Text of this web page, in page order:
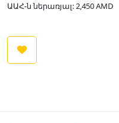
ԱԱՀ-ն ներառյալ: 2,450 AMD